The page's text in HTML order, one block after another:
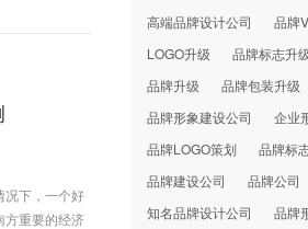
况下，一个好
方重要的经济
高端品牌设计公司
品牌
LOGO升级
品牌标志升
品牌升级
品牌包装升级
品牌形象建设公司
企业
品牌LOGO策划
品牌标
品牌建设公司
品牌公司
知名品牌设计公司
品牌